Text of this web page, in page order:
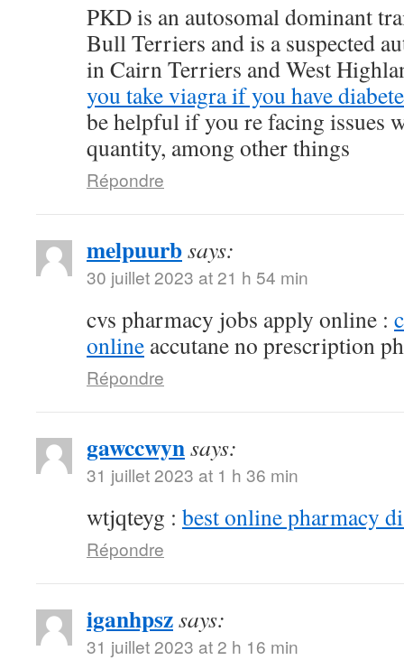
PKD is an autosomal dominant
Bull Terriers and is a suspected
in Cairn Terriers and West
you take viagra if you have
be helpful if you re facing issues
quantity, among other things
Répondre
melpuurbsays:
30 juillet 2023 at 21 h 54 min
cvs pharmacy jobs apply online :
online accutane no prescription
Répondre
gawccwynsays:
31 juillet 2023 at 1 h 36 min
wtjqteyg : best online pharmacy
Répondre
iganhpszsays:
31 juillet 2023 at 2 h 16 min